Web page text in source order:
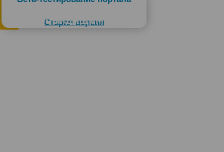
Старая версия
Слабовидящим